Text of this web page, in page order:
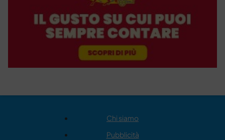
Chi siamo
Pubblicità